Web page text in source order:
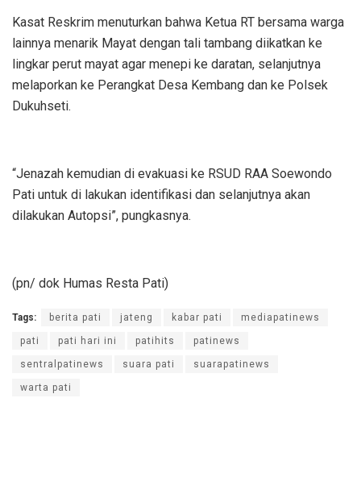
Kasat Reskrim menuturkan bahwa Ketua RT bersama warga
lainnya menarik Mayat dengan tali tambang diikatkan ke
lingkar perut mayat agar menepi ke daratan, selanjutnya
melaporkan ke Perangkat Desa Kembang dan ke Polsek
Dukuhseti.
“Jenazah kemudian di evakuasi ke RSUD RAA Soewondo
Pati untuk di lakukan identifikasi dan selanjutnya akan
dilakukan Autopsi”, pungkasnya.
(pn/ dok Humas Resta Pati)
Tags: berita pati jateng kabar pati mediapatinews
pati pati hari ini patihits patinews
sentralpatinews suara pati suarapatinews
warta pati